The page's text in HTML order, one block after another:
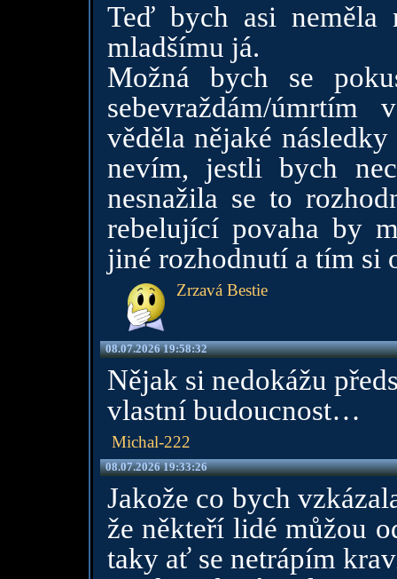
Teď bych asi neměla
mladšímu já.
Možná bych se
sebevraždám/
věděla nějaké
nevím, jestli bych
nesnažila se to
rebelující povaha by
jiné rozhodnutí a tím si
Zrzavá Bestie
08.07.2026 19:58:32
Nějak si nedokážu
vlastní budoucnost…
Michal-222
08.07.2026 19:33:26
Jakože co bych
že někteří lidé můžou
taky ať se netrápím